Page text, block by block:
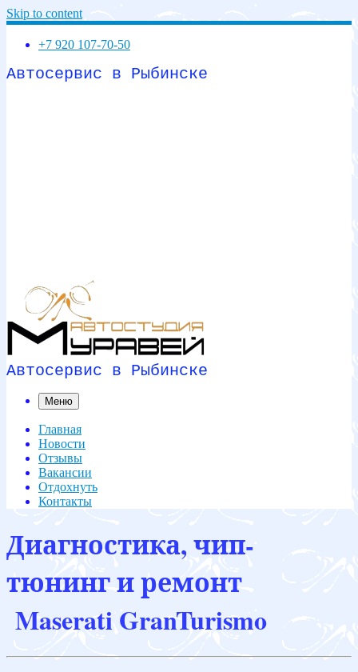
Skip to content
+7 920 107-70-50
Автосервис в Рыбинске
Автосервис в Рыбинске
Меню
Главная
Новости
Отзывы
Вакансии
Отдохнуть
Контакты
Диагностика, чип-
тюнинг и ремонт
Maserati GranTurismo